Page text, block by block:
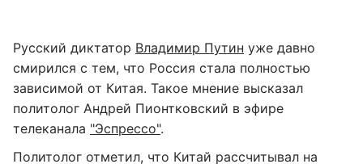
Русский диктатор Владимир Путин уже давно
смирился с тем, что Россия стала полностью
зависимой от Китая. Такое мнение высказал
политолог Андрей Пионтковский в эфире
телеканала "Эспрессо".
Политолог отметил, что Китай рассчитывал на